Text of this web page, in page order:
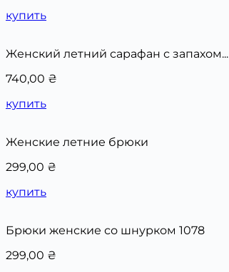
купить
Женский летний сарафан с запахом...
740,00 ₴
купить
Женские летние брюки
299,00 ₴
купить
Брюки женские со шнурком 1078
299,00 ₴